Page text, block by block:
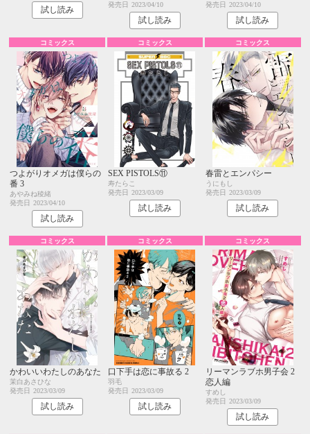
試し読み
発売日
2023/04/10
試し読み
発売日
2023/04/10
試し読み
コミックス
つよがりオメガは僕らの
番 3
あやみね稜緒
発売日
2023/04/10
試し読み
コミックス
SEX PISTOLS⑪
寿たらこ
発売日
2023/03/09
試し読み
コミックス
春雷とエンパシー
うにもし
発売日
2023/03/09
試し読み
コミックス
かわいいわたしのあなた
茉白あさひな
発売日
2023/03/09
試し読み
コミックス
口下手は恋に事故る 2
羽毛
発売日
2023/03/09
試し読み
コミックス
リーマンラブホ男子会 2
恋人編
すめし
発売日
2023/03/09
試し読み